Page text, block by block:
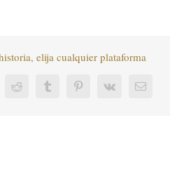
elija cualquier plataforma
Reddit Tumblr PinterestVk
Correo